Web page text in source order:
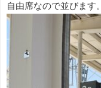
自由席なので並びます。